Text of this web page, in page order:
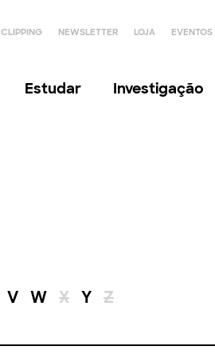
CLIPPING NEWSLETTER LOJA EVENTOS
Estudar Investigação
V W X Y Z